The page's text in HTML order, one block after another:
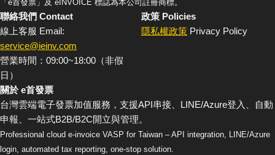
「e首發票」及 eINVOICE 標誌為本公司註冊商標。
聯絡我們 Contact
線上客服 Email:
service@ieinv.com
營業時間：09:00~18:00（非假
日）
政策 Policies
隱私權政策 Privacy Policy
關於 e首發票
台灣雲端電子發票加值服務，支援API串接、LINE/Azure登入、自動
申報、一站式B2B/B2C開立與管理。
Professional cloud e-invoice VASP for Taiwan – API integration, LINE/Azure
login, automated tax reporting, one-stop solution.